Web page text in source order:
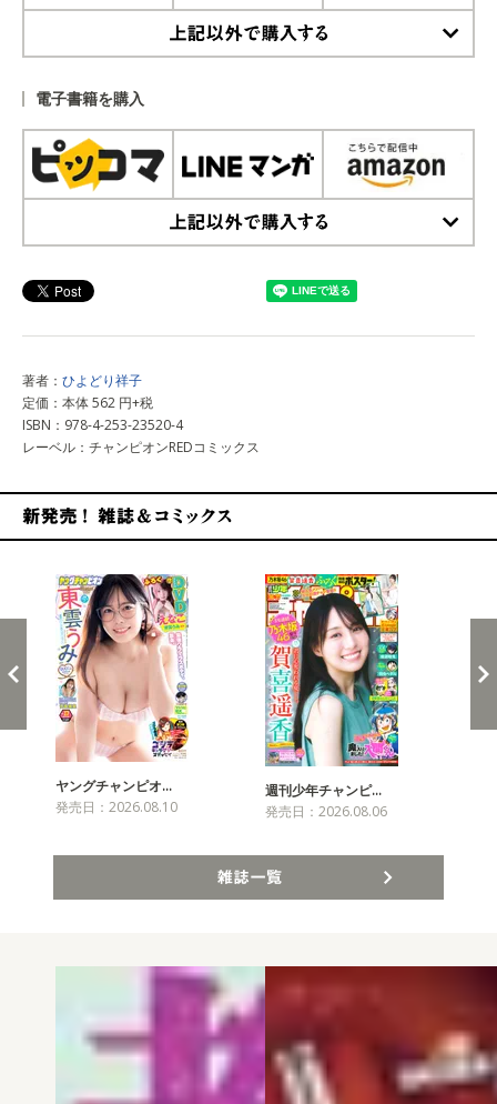
電子書籍を購入
著者： ひよどり祥子
定価：本体 562 円+税
ISBN：978-4-253-23520-4
レーベル：チャンピオンREDコミックス
ヤングチャンピオ…
発売日：2026.08.10
週刊少年チャンピ…
発売日：2026.08.06